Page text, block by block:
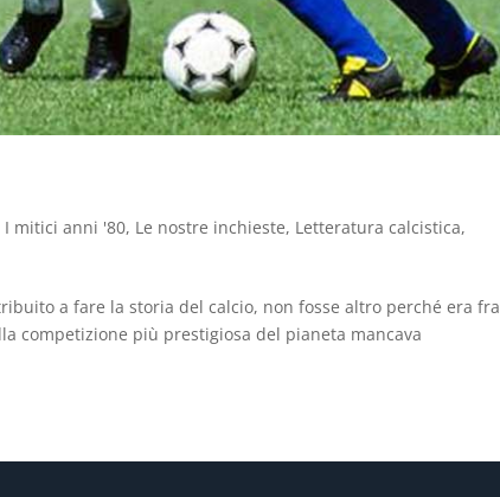
I mitici anni '80, Le nostre inchieste, Letteratura calcistica,
a fare la storia del calcio, non fosse altro perché era fra
competizione più prestigiosa del pianeta mancava